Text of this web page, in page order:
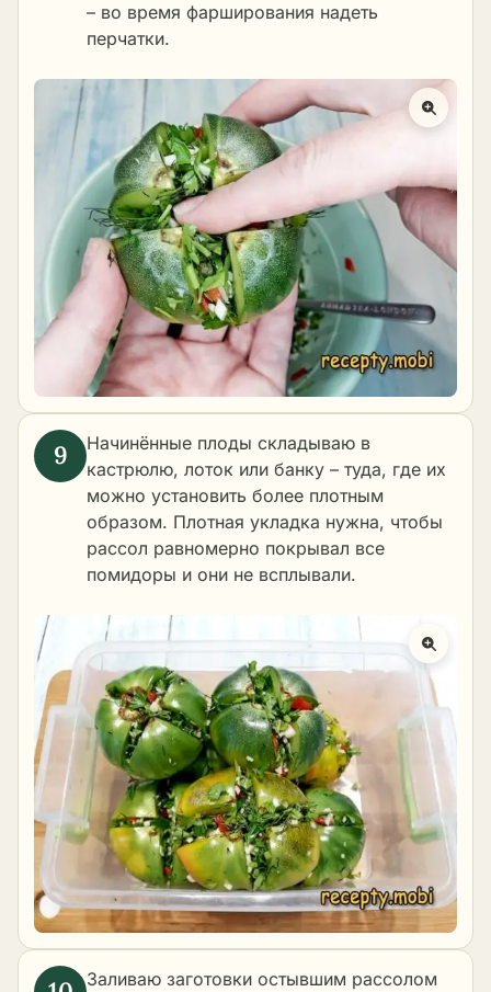
– во время фарширования надеть
перчатки.
Начинённые плоды складываю в
кастрюлю, лоток или банку – туда, где их
можно установить более плотным
образом. Плотная укладка нужна, чтобы
рассол равномерно покрывал все
помидоры и они не всплывали.
Заливаю заготовки остывшим рассолом